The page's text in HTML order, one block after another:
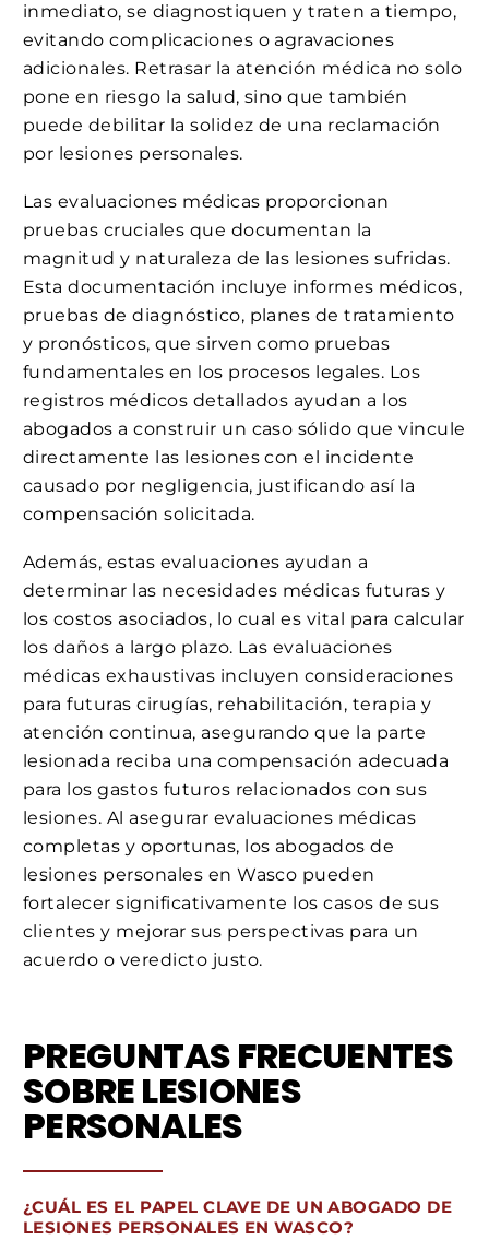
inmediato, se diagnostiquen y traten a tiempo,
evitando complicaciones o agravaciones
adicionales. Retrasar la atención médica no solo
pone en riesgo la salud, sino que también
puede debilitar la solidez de una reclamación
por lesiones personales.
Las evaluaciones médicas proporcionan
pruebas cruciales que documentan la
magnitud y naturaleza de las lesiones sufridas.
Esta documentación incluye informes médicos,
pruebas de diagnóstico, planes de tratamiento
y pronósticos, que sirven como pruebas
fundamentales en los procesos legales. Los
registros médicos detallados ayudan a los
abogados a construir un caso sólido que vincule
directamente las lesiones con el incidente
causado por negligencia, justificando así la
compensación solicitada.
Además, estas evaluaciones ayudan a
determinar las necesidades médicas futuras y
los costos asociados, lo cual es vital para calcular
los daños a largo plazo. Las evaluaciones
médicas exhaustivas incluyen consideraciones
para futuras cirugías, rehabilitación, terapia y
atención continua, asegurando que la parte
lesionada reciba una compensación adecuada
para los gastos futuros relacionados con sus
lesiones. Al asegurar evaluaciones médicas
completas y oportunas, los abogados de
lesiones personales en Wasco pueden
fortalecer significativamente los casos de sus
clientes y mejorar sus perspectivas para un
acuerdo o veredicto justo.
PREGUNTAS FRECUENTES
SOBRE LESIONES
PERSONALES
¿CUÁL ES EL PAPEL CLAVE DE UN ABOGADO DE
LESIONES PERSONALES EN WASCO?